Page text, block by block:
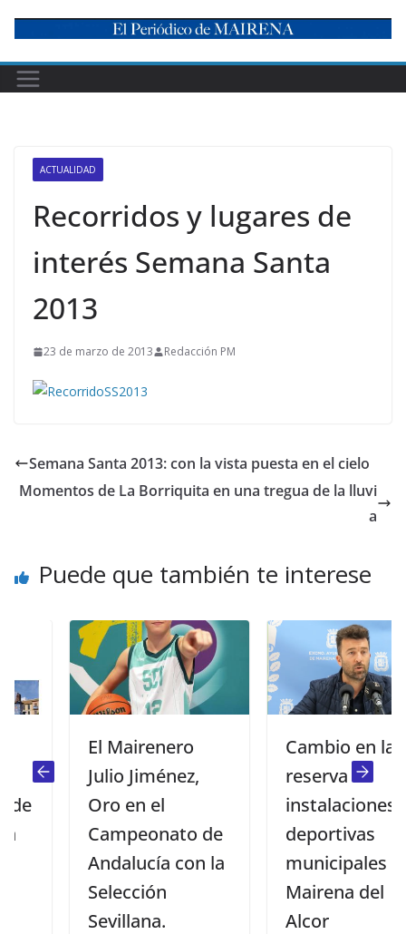
content
ACTUALIDAD
Recorridos y lugares de
interés Semana Santa
2013
23 de marzo de 2013 Redacción PM
Semana Santa 2013: con la vista puesta en el cielo
Momentos de La Borriquita en una tregua de la lluvi
a
Puede que también te interese
El Mairenero
Julio Jiménez,
Oro en el
Campeonato de
Andalucía con la
Selección
Sevillana.
Cambio en la
reserva de
instalaciones
deportivas
municipales en
Mairena del
Alcor